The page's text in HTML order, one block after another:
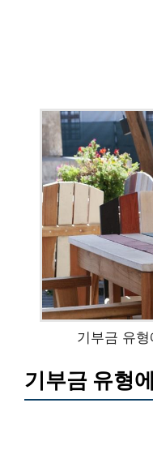
기부금 유
기부금 유형